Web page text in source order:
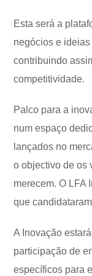
Esta será a
negócios e
contribuindo
competitividade.
Palco para a
num espaço
lançados no
o objectivo de os
merecem. O LFA
que
A Inovação
participação de
específicos para